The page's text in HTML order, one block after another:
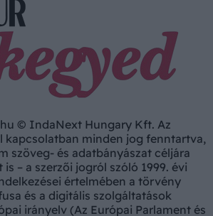
© IndaNext Hungary Kft. Az
kapcsolatban minden jog fenntartva,
szöveg- és adatbányászat céljára
– a szerzői jogról szóló 1999. évi
értelmében a törvény
és a digitális szolgáltatások
irányelv (Az Európai Parlament és